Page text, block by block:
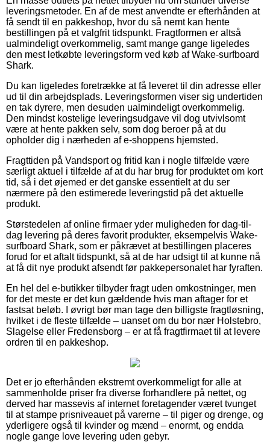
leveringsmetoder. En af de mest anvendte er efterhånden at
få sendt til en pakkeshop, hvor du så nemt kan hente
bestillingen på et valgfrit tidspunkt. Fragtformen er altså
ualmindeligt overkommelig, samt mange gange ligeledes
den mest letkøbte leveringsform ved køb af Wake-surfboard
Shark.
Du kan ligeledes foretrække at få leveret til din adresse eller
ud til din arbejdsplads. Leveringsformen viser sig undertiden
en tak dyrere, men desuden ualmindeligt overkommelig.
Den mindst kostelige leveringsudgave vil dog utvivlsomt
være at hente pakken selv, som dog beroer på at du
opholder dig i nærheden af e-shoppens hjemsted.
Fragttiden på Vandsport og fritid kan i nogle tilfælde være
særligt aktuel i tilfælde af at du har brug for produktet om kort
tid, så i det øjemed er det ganske essentielt at du ser
nærmere på den estimerede leveringstid på det aktuelle
produkt.
Størstedelen af online firmaer yder muligheden for dag-til-
dag levering på deres favorit produkter, eksempelvis Wake-
surfboard Shark, som er påkrævet at bestillingen placeres
forud for et aftalt tidspunkt, så at de har udsigt til at kunne nå
at få dit nye produkt afsendt før pakkepersonalet har fyraften.
En hel del e-butikker tilbyder fragt uden omkostninger, men
for det meste er det kun gældende hvis man aftager for et
fastsat beløb. I øvrigt bør man tage den billigste fragtløsning,
hvilket i de fleste tilfælde – uanset om du bor nær Holstebro,
Slagelse eller Fredensborg – er at få fragtfirmaet til at levere
ordren til en pakkeshop.
Det er jo efterhånden ekstremt overkommeligt for alle at
sammenholde priser fra diverse forhandlere på nettet, og
derved har massevis af internet foretagender været tvunget
til at stampe prisniveauet på varerne – til piger og drenge, og
yderligere også til kvinder og mænd – enormt, og endda
nogle gange love levering uden gebyr.